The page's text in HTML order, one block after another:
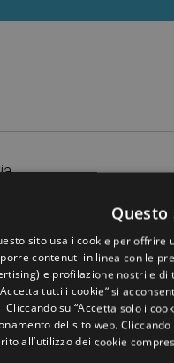
Ci contatti
sito usa i cookie per offrire
contenuti in linea con le
e profilazione nostri e di
tutti i cookie” si
Cliccando su “Accetta solo i
del sito web.
all’utilizzo dei cookie